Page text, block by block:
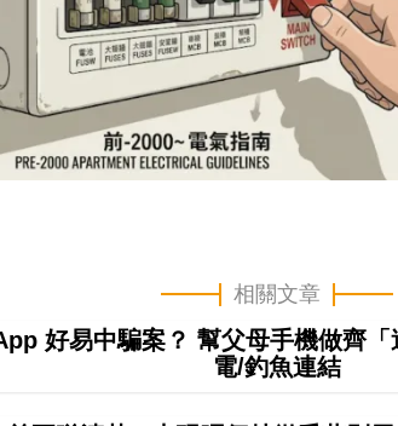
相關文章
好易中騙案？ 幫父母手機做齊
電/釣魚連結